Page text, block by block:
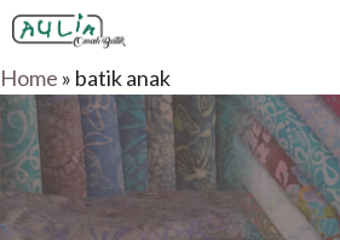
Langsung
ke
isi
Home » batik anak